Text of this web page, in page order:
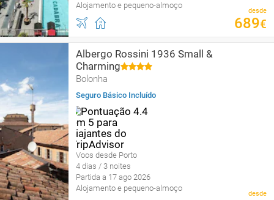
Alojamento e pequeno-almoço
desde
689€
Albergo Rossini 1936 Small &
Charming
Bolonha
Seguro Básico Incluído
Voos desde Porto
4 dias / 3 noites
Partida a 17 ago 2026
Alojamento e pequeno-almoço
desde